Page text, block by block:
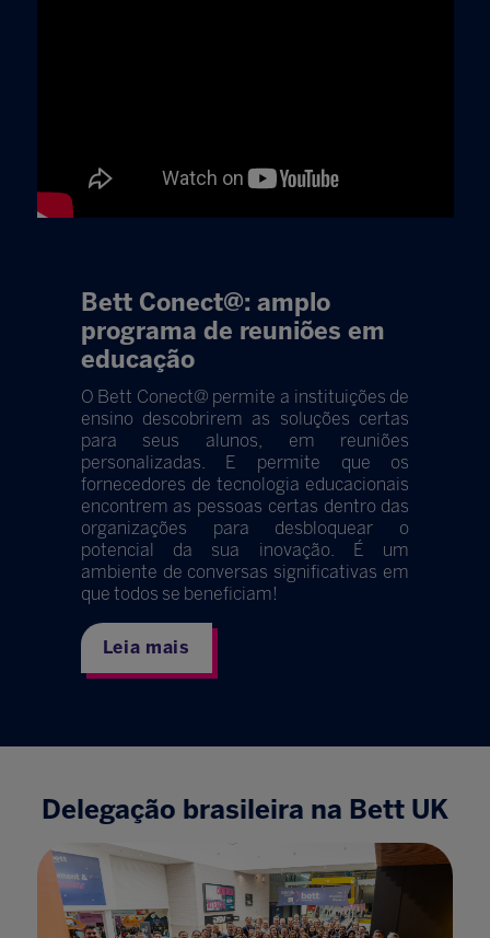
Bett Conect@: amplo
programa de reuniões em
educação
O Bett Conect@ permite a instituições de
ensino descobrirem as soluções certas
para seus alunos, em reuniões
personalizadas. E permite que os
fornecedores de tecnologia educacionais
encontrem as pessoas certas dentro das
organizações para desbloquear o
potencial da sua inovação. É um
ambiente de conversas significativas em
que todos se beneficiam!
Leia mais
Delegação brasileira na Bett UK